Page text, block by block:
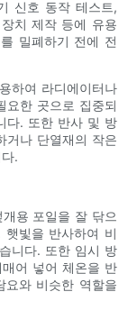
신호 동작 테스트,
치 제작 등에 유용
밀폐하기 전에 전
하여 라디에이터나
요한 곳으로 집중되
다. 또한 반사 및 방
거나 단열재의 작은
.
용 포일을 잘 닦으
빛을 반사하여 비
니다. 또한 임시 방
어 넣어 체온을 반
와 비슷한 역할을